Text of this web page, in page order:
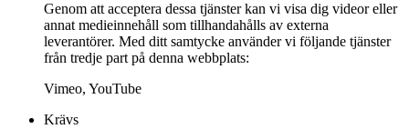
Genom att acceptera dessa tjänster kan vi visa dig videor eller
annat medieinnehåll som tillhandahålls av externa
leverantörer. Med ditt samtycke använder vi följande tjänster
från tredje part på denna webbplats:
Vimeo, YouTube
Krävs